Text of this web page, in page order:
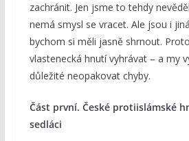
zachránit. Jen jsme to tehdy
nemá smysl se vracet. Ale jsou i
bychom si měli jasně shrnout.
vlastenecká hnutí vyhrávat – a my
důležité neopakovat chyby.
Část první. České protiislámské
sedláci